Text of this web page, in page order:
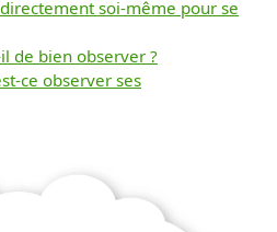
soi-même pour se
de bien observer ?
ce observer ses